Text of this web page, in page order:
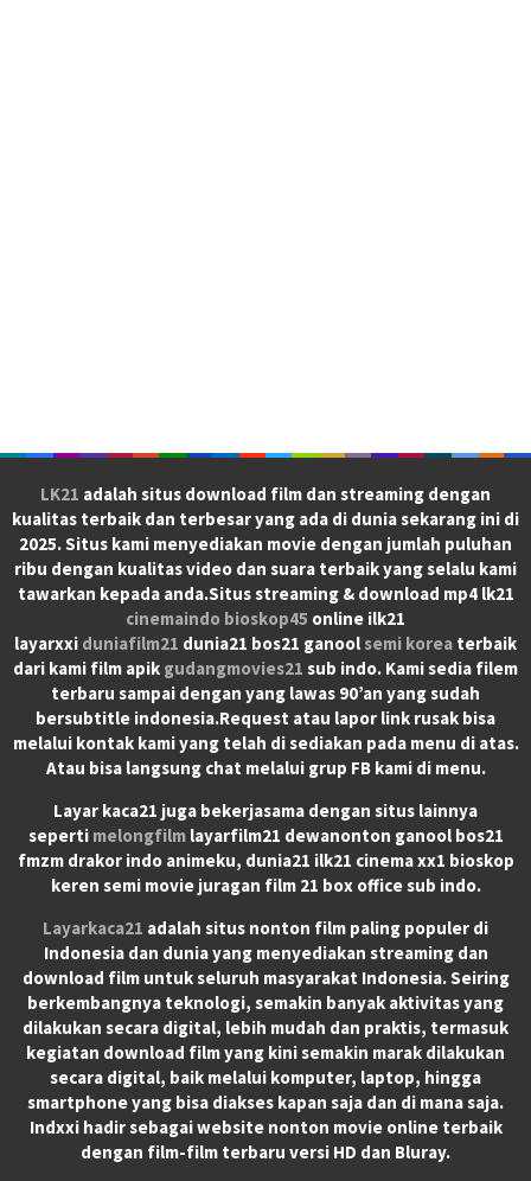
LK21 adalah situs download film dan streaming dengan
kualitas terbaik dan terbesar yang ada di dunia sekarang ini di
2025. Situs kami menyediakan movie dengan jumlah puluhan
ribu dengan kualitas video dan suara terbaik yang selalu kami
tawarkan kepada anda.Situs streaming & download mp4 lk21
cinemaindo bioskop45 online ilk21
layarxxi duniafilm21 dunia21 bos21 ganool semi korea terbaik
dari kami film apik gudangmovies21 sub indo. Kami sedia filem
terbaru sampai dengan yang lawas 90’an yang sudah
bersubtitle indonesia.Request atau lapor link rusak bisa
melalui kontak kami yang telah di sediakan pada menu di atas.
Atau bisa langsung chat melalui grup FB kami di menu.
Layar kaca21 juga bekerjasama dengan situs lainnya
seperti melongfilmlayarfilm21 dewanonton ganool bos21
fmzm drakor indo animeku, dunia21 ilk21 cinema xx1 bioskop
keren semi movie juragan film 21 box office sub indo.
Layarkaca21 adalah situs nonton film paling populer di
Indonesia dan dunia yang menyediakan streaming dan
download film untuk seluruh masyarakat Indonesia. Seiring
berkembangnya teknologi, semakin banyak aktivitas yang
dilakukan secara digital, lebih mudah dan praktis, termasuk
kegiatan download film yang kini semakin marak dilakukan
secara digital, baik melalui komputer, laptop, hingga
smartphone yang bisa diakses kapan saja dan di mana saja.
Indxxi hadir sebagai website nonton movie online terbaik
dengan film-film terbaru versi HD dan Bluray.